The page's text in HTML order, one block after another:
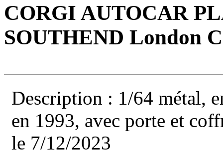
CORGI AUTOCAR
SOUTHEND London
Description : 1/64 métal,
en 1993, avec porte et
le 7/12/2023